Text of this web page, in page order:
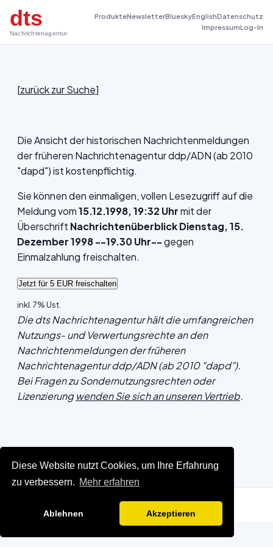
Diese Website nutzt Cookies, um Ihre Erfahrung
zu verbessern. Mehr erfahren
Ablehnen Akzeptieren
dts
Nachrichtenagentur
ProdukteNewsletterBlueskyEnglishDatenschutz
ImpressumLog-In
[zurück zur Suche]
Die Ansicht der historischen Nachrichtenmeldungen
der früheren Nachrichtenagentur ddp/ADN (ab 2010
"dapd") ist kostenpflichtig.
Sie können den einmaligen, vollen Lesezugriff auf die
Meldung vom15.12.1998, 19:32 Uhrmit der
Überschrift Nachrichtenüberblick Dienstag, 15.
Dezember 1998 --19.30 Uhr--gegen
Einmalzahlung freischalten.
inkl. 7% Ust.
Die dts Nachrichtenagentur hält die umfangreichen
Nutzungs- und Verwertungsrechte an den
Nachrichtenmeldungen der früheren
Nachrichtenagentur ddp/ADN (ab 2010 "dapd").
Bei Fragen zu Sondernutzungsrechten oder
Lizenzierungwenden Sie sich an unseren Vertrieb.